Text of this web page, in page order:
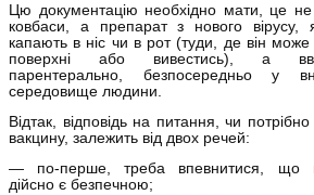
Цю документацію необхідно мати, це не
ковбаси, а препарат з нового вірусу,
капають в ніс чи в рот (туди, де він
поверхні або вивестись), а
парентерально, безпосередньо у
середовище людини.
Відтак, відповідь на питання, чи потрібно
вакцину, залежить від двох речей:
— по-перше, треба впевнитися, що
дійсно є безпечною;